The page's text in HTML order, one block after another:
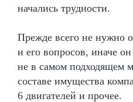
начались трудности.
Прежде всего не нужно
и его вопросов, иначе
не в самом подходящем
составе имущества
6 двигателей и прочее.